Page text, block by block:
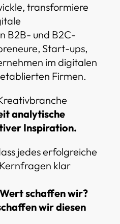
transformiere
B2B- und B2C-
Start-ups,
im digitalen
Firmen.
analytische
Inspiration.
jedes erfolgreiche
klar
schaffen wir?
wir diesen